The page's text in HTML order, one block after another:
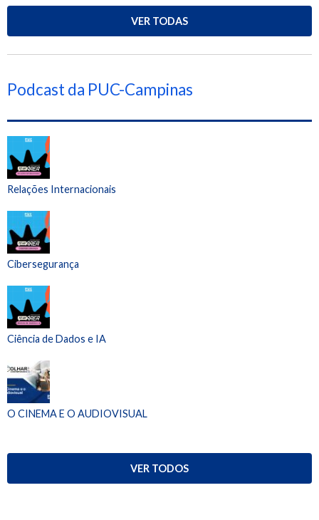
VER TODAS
Podcast da PUC-Campinas
Relações Internacionais
Cibersegurança
Ciência de Dados e IA
O CINEMA E O AUDIOVISUAL
VER TODOS